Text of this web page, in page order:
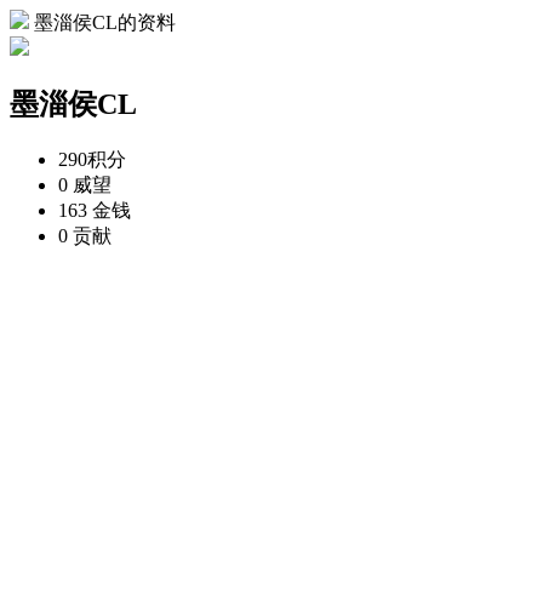
墨淄侯CL的资料
墨淄侯CL
290积分
0 威望
163 金钱
0 贡献